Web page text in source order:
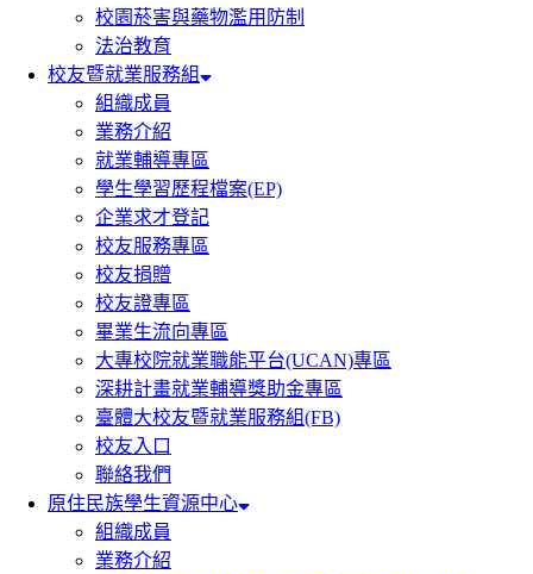
校園菸害與藥物濫用防制
法治教育
校友暨就業服務組
組織成員
業務介紹
就業輔導專區
學生學習歷程檔案(EP)
企業求才登記
校友服務專區
校友捐贈
校友證專區
畢業生流向專區
大專校院就業職能平台(UCAN)專區
深耕計畫就業輔導獎助金專區
臺體大校友暨就業服務組(FB)
校友入口
聯絡我們
原住民族學生資源中心
組織成員
業務介紹